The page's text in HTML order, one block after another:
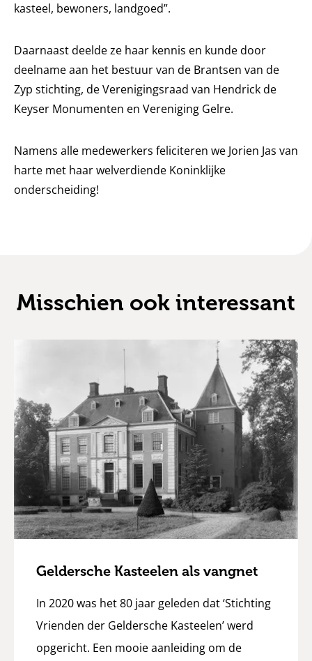
kasteel, bewoners, landgoed”.
Daarnaast deelde ze haar kennis en kunde door
deelname aan het bestuur van de Brantsen van de
Zyp stichting, de Verenigingsraad van Hendrick de
Keyser Monumenten en Vereniging Gelre.
Namens alle medewerkers feliciteren we Jorien Jas van
harte met haar welverdiende Koninklijke
onderscheiding!
Misschien ook interessant
Geldersche Kasteelen als vangnet
In 2020 was het 80 jaar geleden dat ‘Stichting
Vrienden der Geldersche Kasteelen’ werd
opgericht. Een mooie aanleiding om de